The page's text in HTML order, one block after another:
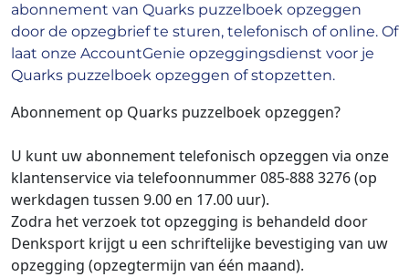
abonnement van Quarks puzzelboek opzeggen
door de opzegbrief te sturen, telefonisch of online. Of
laat onze AccountGenie opzeggingsdienst voor je
Quarks puzzelboek opzeggen of stopzetten.
Abonnement op Quarks puzzelboek opzeggen?
U kunt uw abonnement telefonisch opzeggen via onze
klantenservice via telefoonnummer 085-888 3276(op
werkdagen tussen 9.00 en 17.00 uur).
Zodra het verzoek tot opzegging is behandeld door
Denksport krijgt u een schriftelijke bevestiging van uw
opzegging (opzegtermijn van één maand).